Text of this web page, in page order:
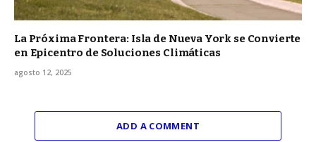
La Próxima Frontera: Isla de Nueva York se Convierte
en Epicentro de Soluciones Climáticas
agosto 12, 2025
ADD A COMMENT